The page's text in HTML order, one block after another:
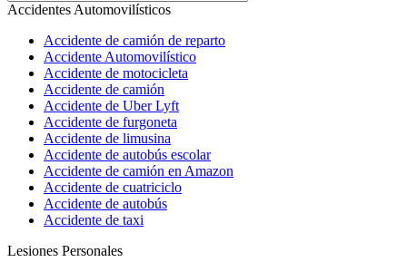
Accidentes Automovilísticos
Accidente de camión de reparto
Accidente Automovilístico
Accidente de motocicleta
Accidente de camión
Accidente de Uber Lyft
Accidente de furgoneta
Accidente de limusina
Accidente de autobús escolar
Accidente de camión en Amazon
Accidente de cuatriciclo
Accidente de autobús
Accidente de taxi
Lesiones Personales